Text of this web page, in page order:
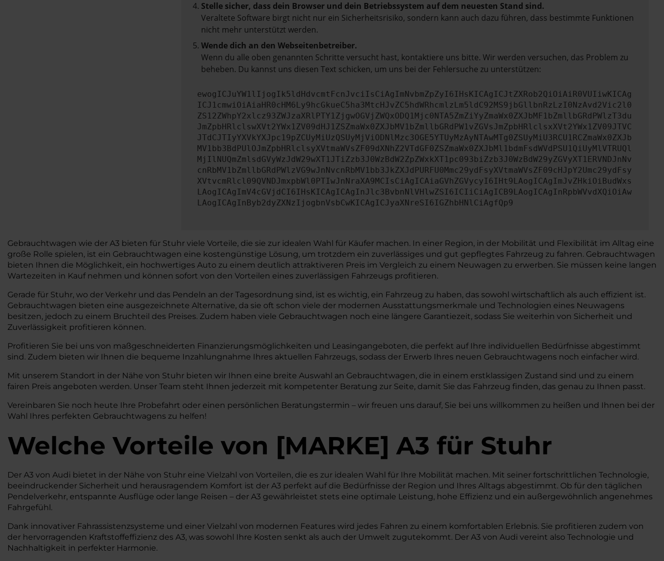
Stelle sicher, dass dein Browser und dein Betriebssystem auf dem neuesten Stand sind.
Veraltete Software birgt nicht nur ein Sicherheitsrisiko, sondern kann auch dazu führen, dass bestimmte Funktionen
nicht mehr unterstützt werden.
Wende dich an den Webseitenbetreiber.
Wenn du alle oben genannten Schritte versucht hast, kontaktiere uns bitte. Wir werden versuchen, das Problem zu
beheben. Du kannst uns diesen Text schicken, um uns bei der Fehlersuche zu unterstützen:
ewogICJuYW1lIjogIk5ldHdvcmtFcnJvciIsCiAgImNvbmZpZyI6IHsKICAgICJtZXRob2QiOiAiR0VUIiwKICAg
ICJ1cmwiOiAiaHR0cHM6Ly9hcGkueC5ha3MtcHJvZC5hdWRhcmlzLm5ldC92MS9jbGllbnRzLzI0NzAvd2Vic2l0
ZS12ZWhpY2xlcz93ZWJzaXRlPTY1ZjgwOGVjZWQxODQ1Mjc0NTA5ZmZiYyZmaWx0ZXJbMF1bZmllbGRdPWlzT3du
JmZpbHRlclswXVt2YWx1ZV09dHJ1ZSZmaWx0ZXJbMV1bZmllbGRdPW1vZGVsJmZpbHRlclsxXVt2YWx1ZV09JTVC
JTdCJTIyYXVkYXJpc19pZCUyMiUzQSUyMjViODNlMzc3OGE5YTUyMzAyNTAwMTg0ZSUyMiU3RCU1RCZmaWx0ZXJb
MV1bb3BdPUlOJmZpbHRlclsyXVtmaWVsZF09dXNhZ2VTdGF0ZSZmaWx0ZXJbMl1bdmFsdWVdPSU1QiUyMlVTRUQl
MjIlNUQmZmlsdGVyWzJdW29wXT1JTiZzb3J0WzBdW2ZpZWxkXT1pc093biZzb3J0WzBdW29yZGVyXT1ERVNDJnNv
cnRbMV1bZmllbGRdPWlzVG9wJnNvcnRbMV1bb3JkZXJdPURFU0Mmc29ydFsyXVtmaWVsZF09cHJpY2Umc29ydFsy
XVtvcmRlcl09QVNDJmxpbWl0PTIwJnNraXA9MCIsCiAgICAiaGVhZGVycyI6IHt9LAogICAgImJvZHkiOiBudWxs
LAogICAgImV4cGVjdCI6IHsKICAgICAgInJlc3BvbnNlVHlwZSI6ICIiCiAgICB9LAogICAgInRpbWVvdXQiOiAw
LAogICAgInByb2dyZXNzIjogbnVsbCwKICAgICJyaXNreSI6IGZhbHNlCiAgfQp9
Gebrauchtwagen wie der A3 bieten für Stuhr viele Vorteile, die sie zur idealen Wahl für Käufer machen. In einer Region, in der Mobilität und Flexibilität im Alltag eine
große Rolle spielen, ist ein Gebrauchtwagen eine kostengünstige Lösung, um trotzdem ein zuverlässiges und gut gepflegtes Fahrzeug zu fahren. Gebrauchtwagen
bieten Ihnen die Möglichkeit, ein hochwertiges Auto zu einem deutlich attraktiveren Preis im Vergleich zu einem Neuwagen zu erwerben. Sie müssen keine langen
Wartezeiten in Kauf nehmen und können sofort von den Vorteilen eines zuverlässigen Fahrzeugs profitieren.
Gerade für Stuhr, wo der Verkehr und das Pendeln an der Tagesordnung sind, ist es wichtig, ein Fahrzeug zu haben, das sowohl wirtschaftlich als auch effizient ist.
Gebrauchtwagen bieten eine ausgezeichnete Alternative, da sie oft schon viele der modernen Ausstattungsmerkmale und Technologien eines Neuwagens
besitzen, jedoch zu einem Bruchteil des Preises. Zudem haben viele Gebrauchtwagen noch eine längere Garantiezeit, sodass Sie weiterhin von Sicherheit und
Zuverlässigkeit profitieren können.
Profitieren Sie bei uns von maßgeschneiderten Finanzierungsmöglichkeiten und Leasingangeboten, die perfekt auf Ihre individuellen Bedürfnisse abgestimmt
sind. Zudem bieten wir Ihnen die bequeme Inzahlungnahme Ihres aktuellen Fahrzeugs, sodass der Erwerb Ihres neuen Gebrauchtwagens noch einfacher wird.
Mit unserem Standort in der Nähe von Stuhr bieten wir Ihnen eine breite Auswahl an Gebrauchtwagen, die in einem erstklassigen Zustand sind und zu einem
fairen Preis angeboten werden. Unser Team steht Ihnen jederzeit mit kompetenter Beratung zur Seite, damit Sie das Fahrzeug finden, das genau zu Ihnen passt.
Vereinbaren Sie noch heute Ihre Probefahrt oder einen persönlichen Beratungstermin – wir freuen uns darauf, Sie bei uns willkommen zu heißen und Ihnen bei der
Wahl Ihres perfekten Gebrauchtwagens zu helfen!
Welche Vorteile von [MARKE] A3 für Stuhr
Der A3 von Audi bietet in der Nähe von Stuhr eine Vielzahl von Vorteilen, die es zur idealen Wahl für Ihre Mobilität machen. Mit seiner fortschrittlichen Technologie,
beeindruckender Sicherheit und herausragendem Komfort ist der A3 perfekt auf die Bedürfnisse der Region und Ihres Alltags abgestimmt. Ob für den täglichen
Pendelverkehr, entspannte Ausflüge oder lange Reisen – der A3 gewährleistet stets eine optimale Leistung, hohe Effizienz und ein außergewöhnlich angenehmes
Fahrgefühl.
Dank innovativer Fahrassistenzsysteme und einer Vielzahl von modernen Features wird jedes Fahren zu einem komfortablen Erlebnis. Sie profitieren zudem von
der hervorragenden Kraftstoffeffizienz des A3, was sowohl Ihre Kosten senkt als auch der Umwelt zugutekommt. Der A3 von Audi vereint also Technologie und
Nachhaltigkeit in perfekter Harmonie.